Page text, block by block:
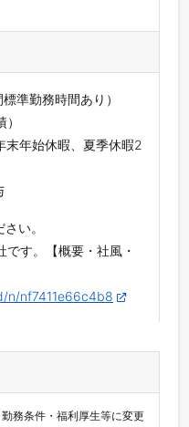
準勤務時間あり）
年始休暇、夏季休暇2
い。
です。【概要・社風・
n/nf7411e66c4b8
務条件・福利厚生等に変更